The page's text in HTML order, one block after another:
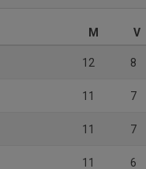
M V
12 8
11 7
11 7
11 6